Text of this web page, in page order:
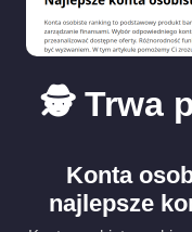
🕵️ Trwa
Konta
najlepsze